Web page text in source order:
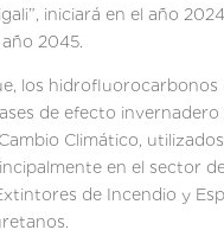
iniciará en el año
2045.
los hidrofluorocarbonos
de efecto invernadero
Climático,
en el sector
de Incendio y